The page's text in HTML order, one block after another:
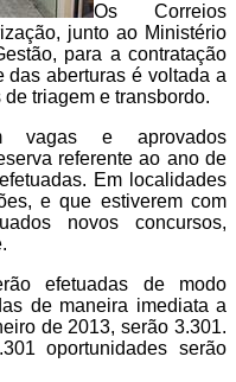
Os Correios
junto ao Ministério
para a contratação
das aberturas é voltada a
triagem e transbordo.
vagas e aprovados
referente ao ano de
Em localidades
e que estiverem com
novos concursos,
efetuadas de modo
de maneira imediata a
de 2013, serão 3.301.
oportunidades serão